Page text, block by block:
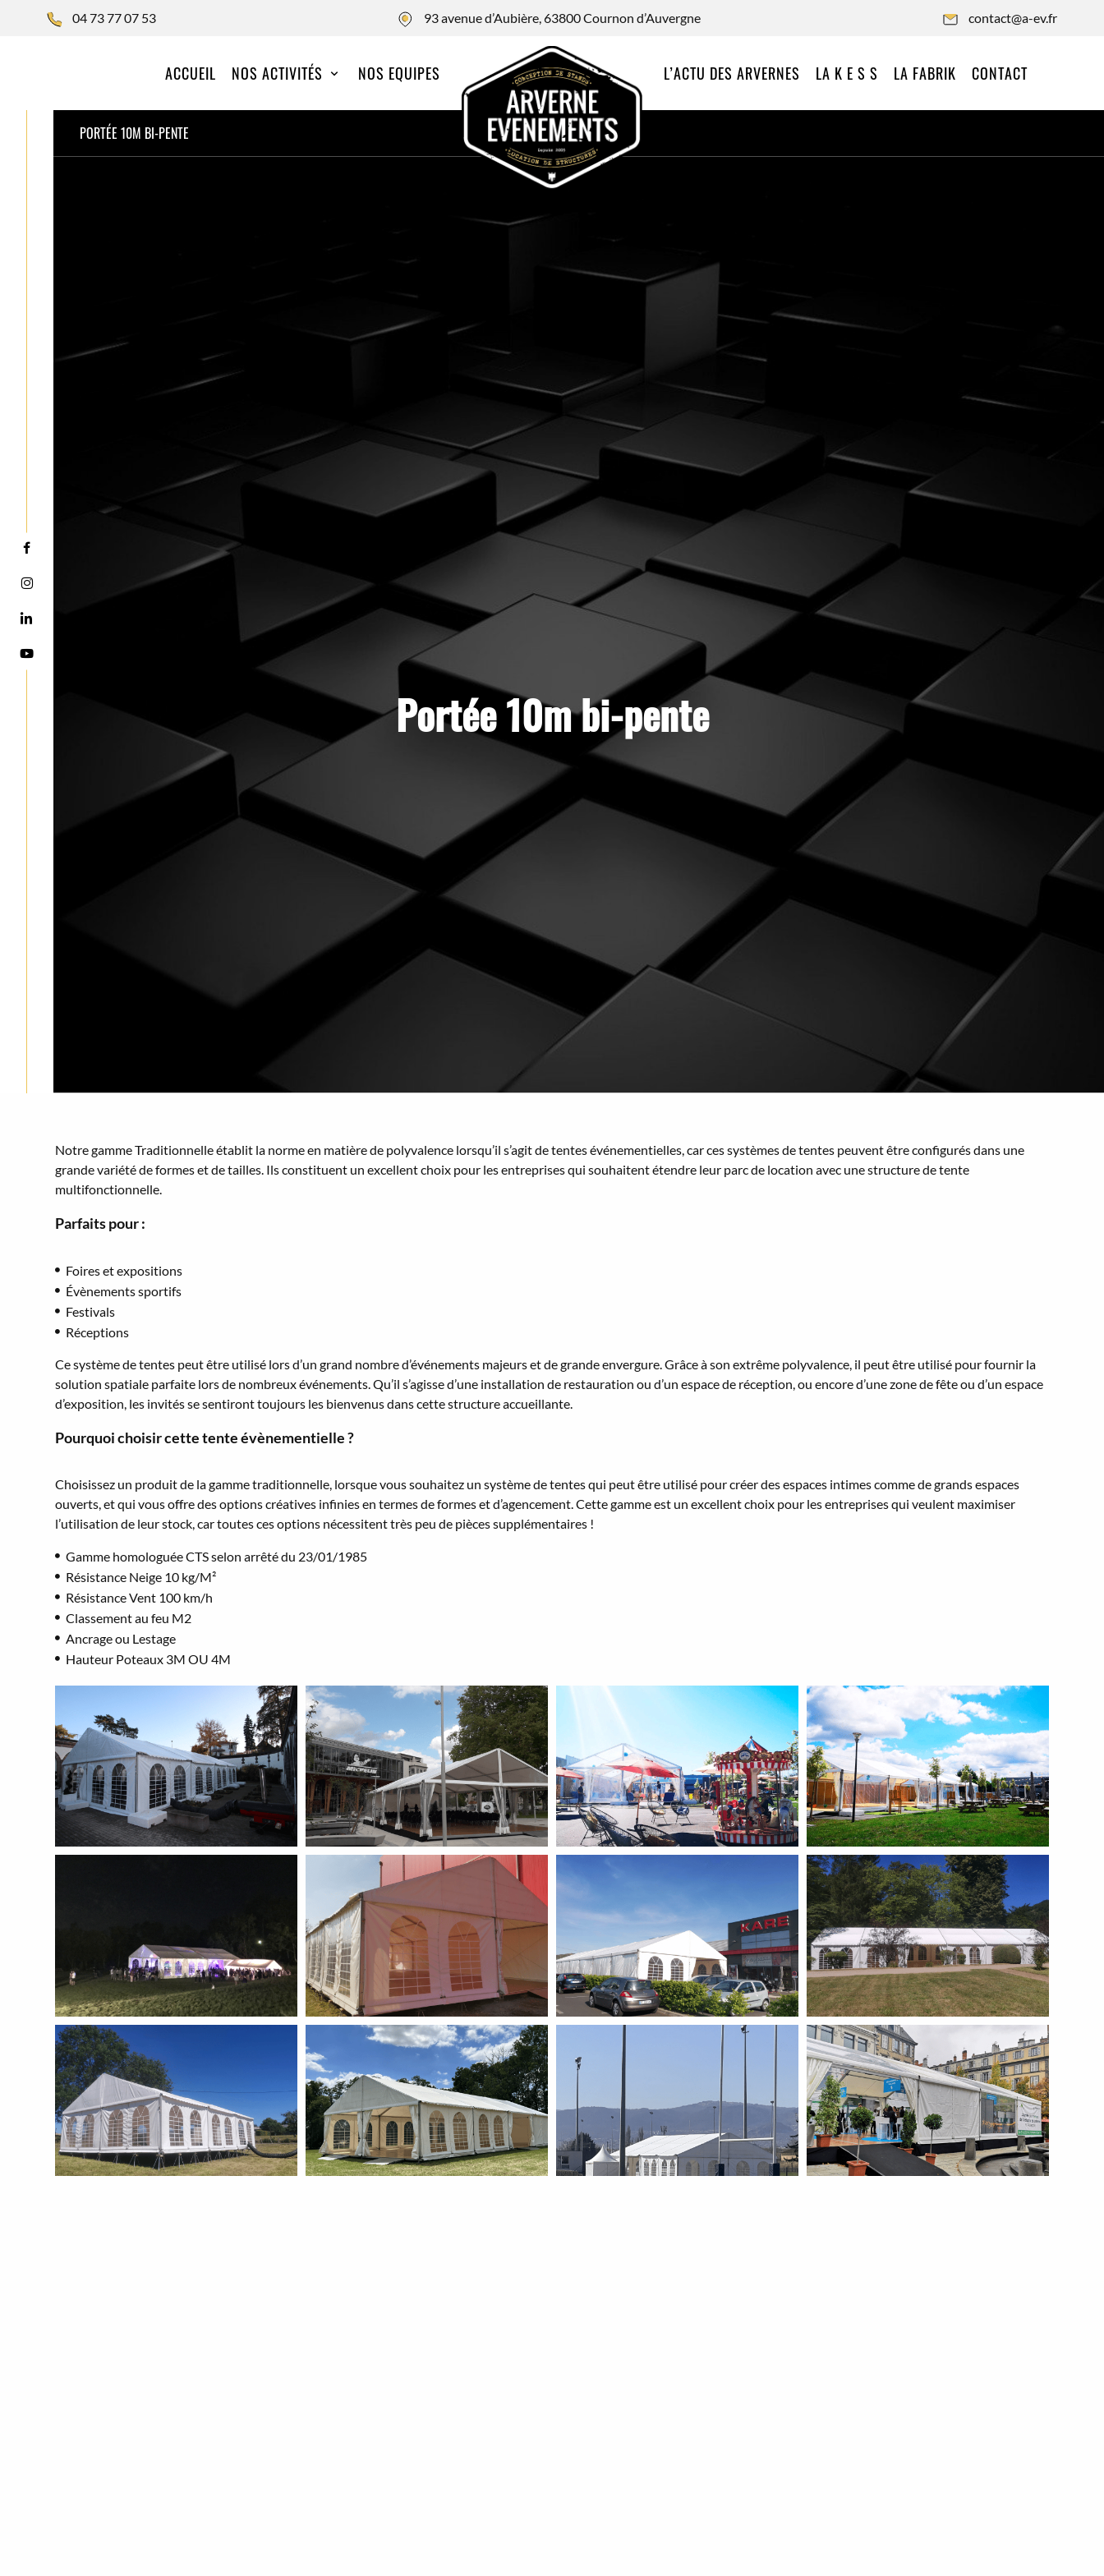
04 73 77 07 53 93 avenue d’Aubière, 63800 Cournon d’Auvergne contact@a-ev.fr
ACCUEIL NOS ACTIVITÉS NOS EQUIPES L’ACTU DES ARVERNES LA K E S S LA FABRIK CONTACT
PORTÉE 10M BI-PENTE
Portée 10m bi-pente
Notre gamme Traditionnelle établit la norme en matière de polyvalence lorsqu’il s’agit de tentes événementielles, car ces systèmes de tentes peuvent être configurés dans une
grande variété de formes et de tailles. Ils constituent un excellent choix pour les entreprises qui souhaitent étendre leur parc de location avec une structure de tente
multifonctionnelle.
Parfaits pour :
Foires et expositions
Évènements sportifs
Festivals
Réceptions
Ce système de tentes peut être utilisé lors d’un grand nombre d’événements majeurs et de grande envergure. Grâce à son extrême polyvalence, il peut être utilisé pour fournir la
solution spatiale parfaite lors de nombreux événements. Qu’il s’agisse d’une installation de restauration ou d’un espace de réception, ou encore d’une zone de fête ou d’un espace
d’exposition, les invités se sentiront toujours les bienvenus dans cette structure accueillante.
Pourquoi choisir cette tente évènementielle ?
Choisissez un produit de la gamme traditionnelle, lorsque vous souhaitez un système de tentes qui peut être utilisé pour créer des espaces intimes comme de grands espaces
ouverts, et qui vous offre des options créatives infinies en termes de formes et d’agencement. Cette gamme est un excellent choix pour les entreprises qui veulent maximiser
l’utilisation de leur stock, car toutes ces options nécessitent très peu de pièces supplémentaires !
Gamme homologuée CTS selon arrêté du 23/01/1985
Résistance Neige 10 kg/M²
Résistance Vent 100 km/h
Classement au feu M2
Ancrage ou Lestage
Hauteur Poteaux 3M OU 4M